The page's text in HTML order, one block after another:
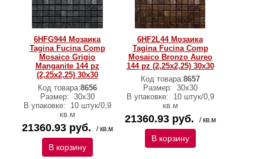
6HFG944 Мозаика
Tagina Fucina Comp
Mosaico Grigio
Manganite 144 pz
(2,25x2,25) 30x30
Код товара:8656
Размер: 30x30
В упаковке:
10 штук/0,9
кв.м
21360.93 руб. / кв.м
В корзину
6HF2L44 Мозаика
Tagina Fucina Comp
Mosaico Bronzo Aureo
144 pz (2,25x2,25) 30x30
Код товара:8657
Размер: 30x30
В упаковке:
10 штук/0,9
кв.м
21360.93 руб. / кв.м
В корзину